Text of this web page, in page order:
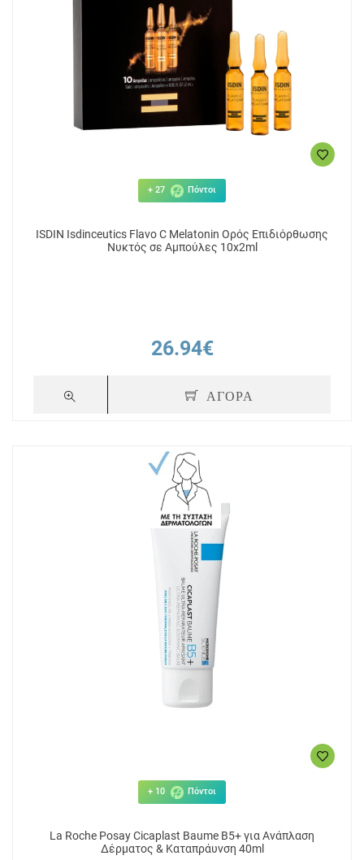
+ 27 Πόντοι
ISDIN Isdinceutics Flavo C Melatonin Ορός Επιδιόρθωσης
Νυκτός σε Αμπούλες 10x2ml
26.94€
ΑΓΟΡΑ
+ 10 Πόντοι
La Roche Posay Cicaplast Baume B5+ για Ανάπλαση
Δέρματος & Καταπράυνση 40ml